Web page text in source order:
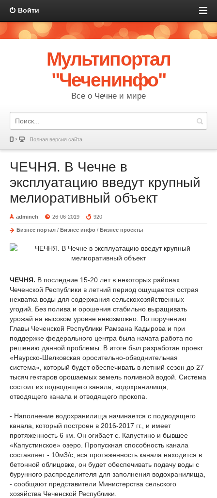
Войти
Мультипортал
"Чеченинфо"
Все о Чечне и мире
Полная версия сайта
ЧЕЧНЯ. В Чечне в
эксплуатацию введут крупный
мелиоративный объект
adminch 26-06-2019 920
Бизнес портал / Бизнес инфо / Бизнес проекты
ЧЕЧНЯ. В последние 15-20 лет в некоторых районах
Чеченской Республики в летний период ощущается острая
нехватка воды для содержания сельскохозяйственных
угодий. Без полива и орошения стабильно выращивать
урожай на высоком уровне невозможно. По поручению
Главы Чеченской Республики Рамзана Кадырова и при
поддержке федерального центра была начата работа по
решению данной проблемы. В итоге был разработан проект
«Наурско-Шелковская оросительно-обводнительная
система», который будет обеспечивать в летний сезон до 27
тысяч гектаров орошаемых земель поливной водой. Система
состоит из подводящего канала, водохранилища,
отводящего канала и отводящего прокопа.
- Наполнение водохранилища начинается с подводящего
канала, который построен в 2016-2017 гг., и имеет
протяженность 6 км. Он огибает с. Капустино и бывшее
«Капустинское» озеро. Пропускная способность канала
составляет - 10м3/с, вся протяженность канала находится в
бетонной облицовке, он будет обеспечивать подачу воды с
бурунного распределителя для заполнения водохранилища,
- сообщают представители Министерства сельского
хозяйства Чеченской Республики.